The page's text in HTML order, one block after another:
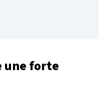
une forte